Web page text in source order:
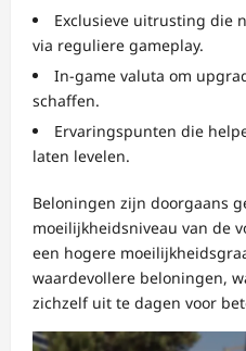
Exclusieve uitrusting die
via reguliere gameplay.
In-game valuta om
schaffen.
Ervaringspunten die
laten levelen.
Beloningen zijn doorgaans
moeilijkheidsniveau van de
een hogere
waardevollere beloningen,
zichzelf uit te dagen voor